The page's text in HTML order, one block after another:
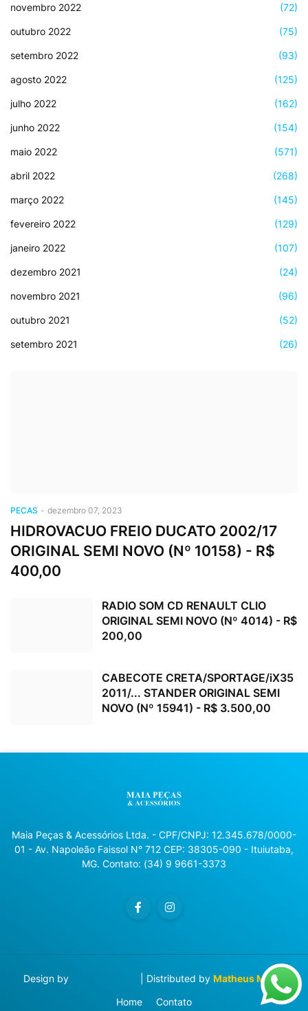
novembro 2022 (72)
outubro 2022 (75)
setembro 2022 (93)
agosto 2022 (125)
julho 2022 (162)
junho 2022 (154)
maio 2022 (571)
abril 2022 (268)
março 2022 (145)
fevereiro 2022 (129)
janeiro 2022 (107)
dezembro 2021 (24)
novembro 2021 (96)
outubro 2021 (52)
setembro 2021 (26)
PECAS - dezembro 07, 2023
HIDROVACUO FREIO DUCATO 2002/17
ORIGINAL SEMI NOVO (Nº 10158) - R$
400,00
RADIO SOM CD RENAULT CLIO
ORIGINAL SEMI NOVO (Nº 4014) - R$
200,00
CABECOTE CRETA/SPORTAGE/iX35
2011/... STANDER ORIGINAL SEMI
NOVO (Nº 15941) - R$ 3.500,00
Maia Peças & Acessórios Ltda. - CPF/CNPJ: 12.345.678/0000-
01 - Av. Napoleão Faissol N° 712 CEP: 38305-090 - Ituiutaba,
MG. Contato: (34) 9 9661-3373
Design by | Distributed by Matheus Manzi
Home
Contato